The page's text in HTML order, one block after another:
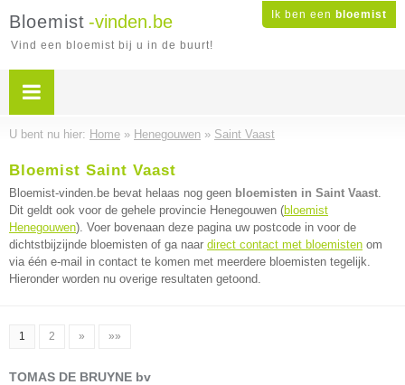
Ik ben een bloemist
Bloemist -vinden.be
Vind een bloemist bij u in de buurt!
U bent nu hier: Home » Henegouwen » Saint Vaast
Bloemist Saint Vaast
Bloemist-vinden.be bevat helaas nog geen bloemisten in Saint Vaast.
Dit geldt ook voor de gehele provincie Henegouwen (bloemist
Henegouwen). Voer bovenaan deze pagina uw postcode in voor de
dichtstbijzijnde bloemisten of ga naar direct contact met bloemisten om
via één e-mail in contact te komen met meerdere bloemisten tegelijk.
Hieronder worden nu overige resultaten getoond.
1 2 » »»
TOMAS DE BRUYNE bv